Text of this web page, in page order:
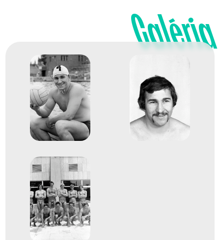
XX. nyári olimpiai játékok
Cservenyák Tibor
Dr. Faragó Tamás
Kásás Zoltán
Dr. Magas István
Dr. Sárosi László
Dr. Szívós István Antal
dr. Konrád III. Ferenc
férfi vízilabda
1968
Galéria